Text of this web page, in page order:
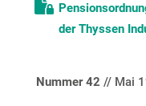
der Thyssen
Nummer 42 // Mai